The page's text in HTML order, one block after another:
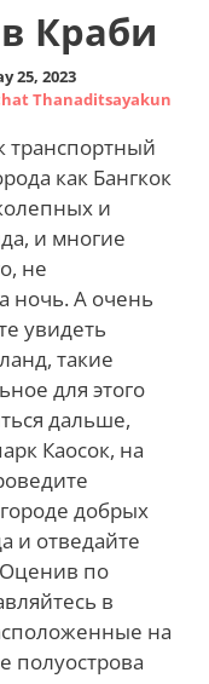
Краби
25, 2023
Thanaditsayakun
транспортный
как Бангкок
и
и многие
не
ночь. А очень
увидеть
такие
для этого
дальше,
Каосок, на
добрых
и отведайте
по
в
на
полуострова